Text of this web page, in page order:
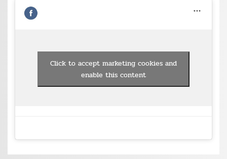
Click to accept marketing cookies and
enable this content